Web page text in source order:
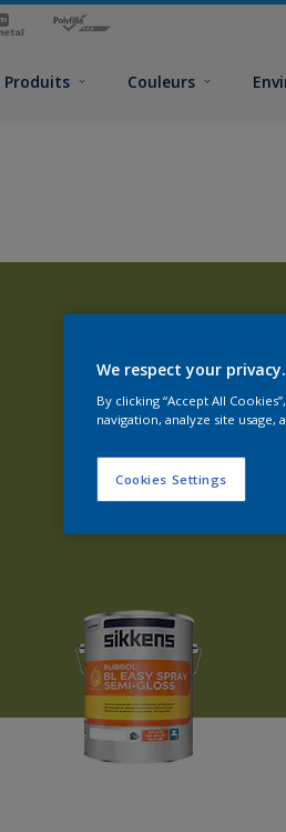
Produits Couleurs
We respect your privacy.
By clicking “Accept All
navigation, analyze site usage,
Cookies Settings